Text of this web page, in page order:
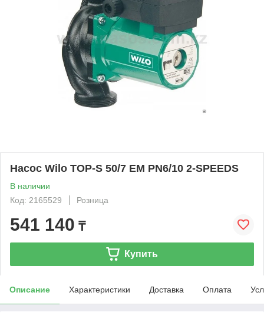
Насос Wilo TOP-S 50/7 EM PN6/10 2-SPEEDS
В наличии
Код: 2165529
Розница
541 140 ₸
Купить
Описание Характеристики Доставка Оплата